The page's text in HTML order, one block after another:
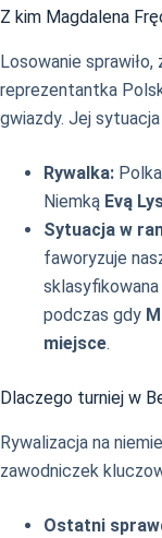
Z kim Magdalena
Losowanie
reprezentantka
gwiazdy. Jej
Rywalka:
Niemką Evą
Sytuacja w
faworyzuje
sklasyfikowana
podczas gdy
miejsce.
Dlaczego turniej w
Rywalizacja na
zawodniczek
Ostatni